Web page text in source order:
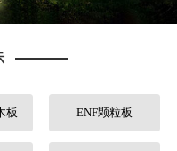
板 ENF颗粒板